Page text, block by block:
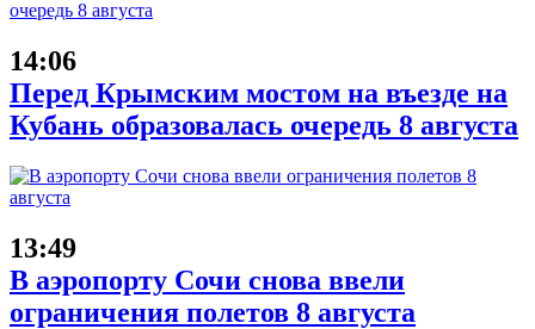
14:06
Перед Крымским мостом на въезде на
Кубань образовалась очередь 8 августа
13:49
В аэропорту Сочи снова ввели
ограничения полетов 8 августа